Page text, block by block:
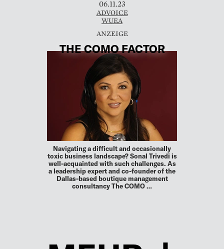
06.11.23
ADVOICE
WUEA
THE COMO FACTOR
Navigating a difficult and occasionally
toxic business landscape? Sonal Trivedi is
well-acquainted with such challenges. As
a leadership expert and co-founder of the
Dallas-based boutique management
consultancy The COMO …